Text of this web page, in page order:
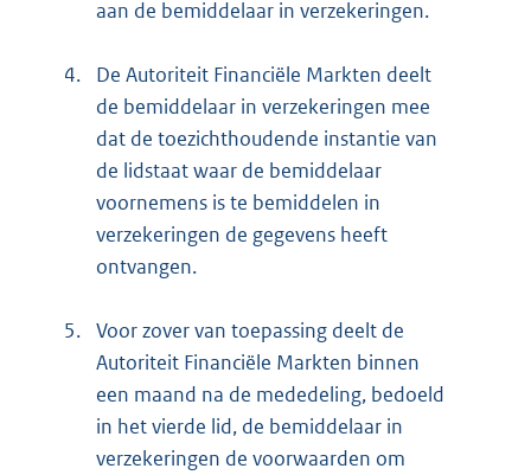
aan de bemiddelaar in verzekeringen.
4.
De Autoriteit Financiële Markten deelt
de bemiddelaar in verzekeringen mee
dat de toezichthoudende instantie van
de lidstaat waar de bemiddelaar
voornemens is te bemiddelen in
verzekeringen de gegevens heeft
ontvangen.
5. Voor zover van toepassing deelt de
Autoriteit Financiële Markten binnen
een maand na de mededeling, bedoeld
in het vierde lid, de bemiddelaar in
verzekeringen de voorwaarden om